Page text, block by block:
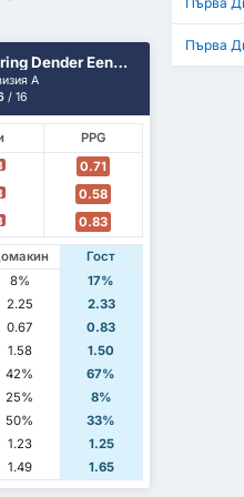
Eendracht Hekelgem
А
/ 16
PPG
0.71
0.58
0.83
Гост
8%
17%
2.25
2.33
0.67
0.83
1.58
1.50
42%
67%
25%
8%
50%
33%
1.23
1.25
1.49 1.65
Първа